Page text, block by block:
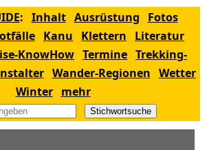
: Inhalt Ausrüstung
Fotos
Kanu Klettern
Literatur
KnowHow Termine Trekking-
Wander-Regionen Wetter
Winter
mehr
Stichwortsuche